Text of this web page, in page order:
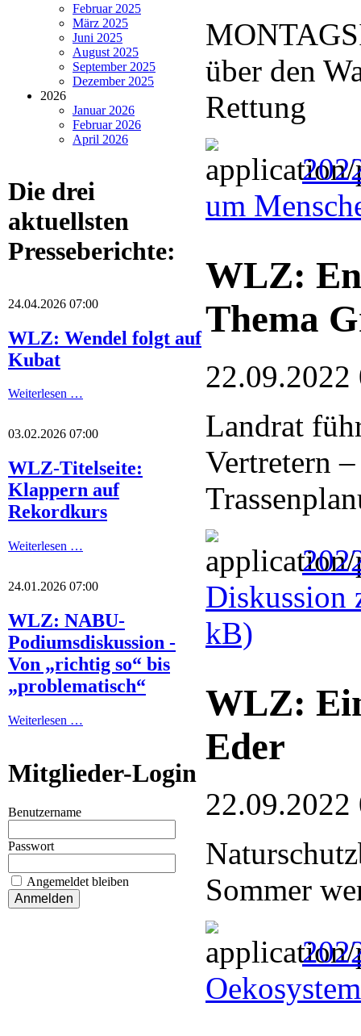
Februar 2025
März 2025
Juni 2025
August 2025
September 2025
Dezember 2025
2026
Januar 2026
Februar 2026
April 2026
Die drei
aktuellsten
Presseberichte:
24.04.2026 07:00
WLZ: Wendel folgt auf
Kubat
Weiterlesen …
03.02.2026 07:00
WLZ-Titelseite:
Klappern auf
Rekordkurs
Weiterlesen …
24.01.2026 07:00
WLZ: NABU-
Podiumsdiskussion -
Von „richtig so“ bis
„problematisch“
Weiterlesen …
Mitglieder-Login
Benutzername
Passwort
Angemeldet bleiben
über den
Rettung
um
WLZ:
Thema
22.09.2022
Landrat
Vertretern
Diskussion
kB)
WLZ:
Eder
22.09.2022
Sommer